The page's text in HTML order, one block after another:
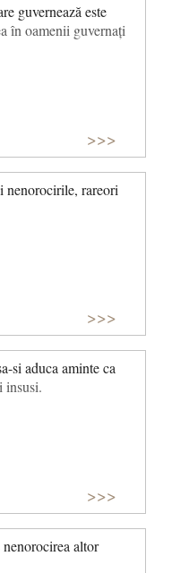
guvernează este
în oamenii guvernați
>>>
nenorocirile, rareori
>>>
si aduca aminte ca
insusi.
>>>
altor